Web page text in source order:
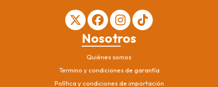
Nosotros
Quiénes somos
Termino y condiciones de garantía
Política y condiciones de importación